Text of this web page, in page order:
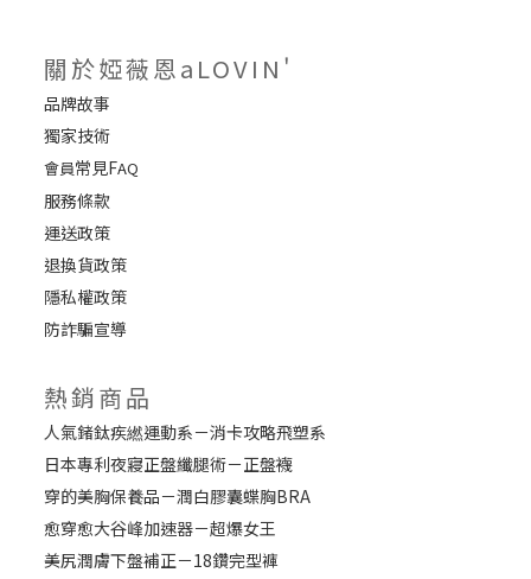
關於婭薇恩aLOVIN'
品牌故事
獨家技術
會員常見FAQ
服務條款
運送政策
退換貨政策
隱私權政策
防詐騙宣導
熱銷商品
人氣鍺鈦疾繎運動系－消卡攻略飛塑系
日本專利夜寢正盤纖腿術－正盤襪
穿的美胸保養品－潤白膠囊蝶胸BRA
愈穿愈大谷峰加速器－超爆女王
美尻潤膚下盤補正－18鑽完型褲